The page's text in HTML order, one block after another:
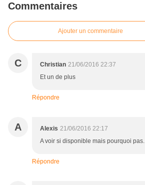
Commentaires
Ajouter un commentaire
C Christian 21/06/2016 22:37
Et un de plus
Répondre
A Alexis 21/06/2016 22:17
A voir si disponible mais pourquoi pas.
Répondre